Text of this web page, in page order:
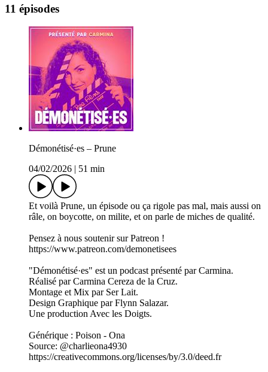
11 épisodes
Démonétisé·es – Prune
04/02/2026
51 min
Et voilà Prune, un épisode ou ça rigole pas mal, mais aussi on
râle, on boycotte, on milite, et on parle de miches de qualité.
Pensez à nous soutenir sur Patreon !
https://www.patreon.com/demonetisees
"Démonétisé·es" est un podcast présenté par Carmina.
Réalisé par Carmina Cereza de la Cruz.
Montage et Mix par Ser Lait.
Design Graphique par Flynn Salazar.
Une production Avec les Doigts.
Générique : Poison - Ona
Source: @charlieona4930
https://creativecommons.org/licenses/by/3.0/deed.fr